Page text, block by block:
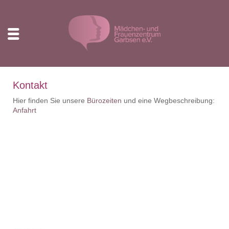
Kontakt
Hier finden Sie unsere Bürozeiten und eine Wegbeschreibung:
Anfahrt